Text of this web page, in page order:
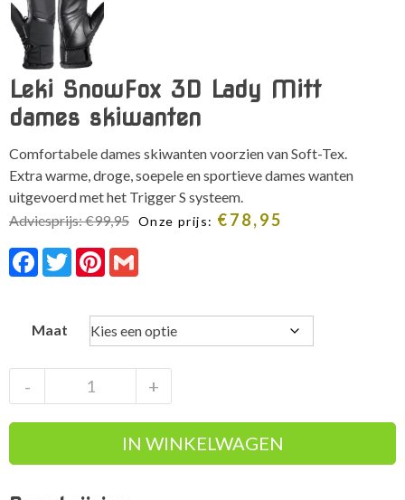
Leki SnowFox 3D Lady Mitt
dames skiwanten
Comfortabele dames skiwanten voorzien van Soft-Tex.
Extra warme, droge, soepele en sportieve dames wanten
uitgevoerd met het Trigger S systeem.
Adviesprijs:€99,95 Onze prijs: €78,95
Facebook
TwitterPinterest
Maat
3D
Mitt
+
-
IN WINKELWAGEN